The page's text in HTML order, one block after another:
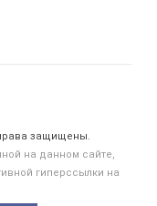
защищены.
на данном сайте,
гиперссылки на